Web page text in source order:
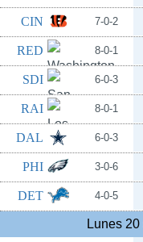
CIN 7-0-2
RED 8-0-1
SDI 6-0-3
RAI 8-0-1
DAL 6-0-3
PHI 3-0-6
DET 4-0-5
Lunes